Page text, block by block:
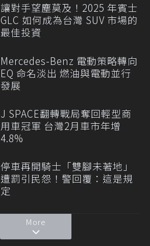
讓對手望塵莫及！2025 年賓士
GLC 如何成為台灣 SUV 市場的
最佳投資
Mercedes-Benz 電動策略轉向
EQ 命名淡出 燃油與電動並行
發展
J SPACE翻轉戰局奪回輕型商
用車冠軍 台灣2月車市年增
4.8%
停車再開騎士「雙腳未著地」
遭罰引民怨！警回覆：這是規
定
More